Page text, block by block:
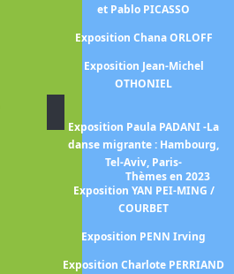
et Pablo PICASSO
Exposition Chana ORLOFF
Exposition Jean-Michel
OTHONIEL
Exposition Paula PADANI -La
danse migrante : Hambourg,
Tel-Aviv, Paris-
Exposition YAN PEI-MING /
COURBET
Exposition PENN Irving
Exposition Charlote PERRIAND
Thèmes en 2023